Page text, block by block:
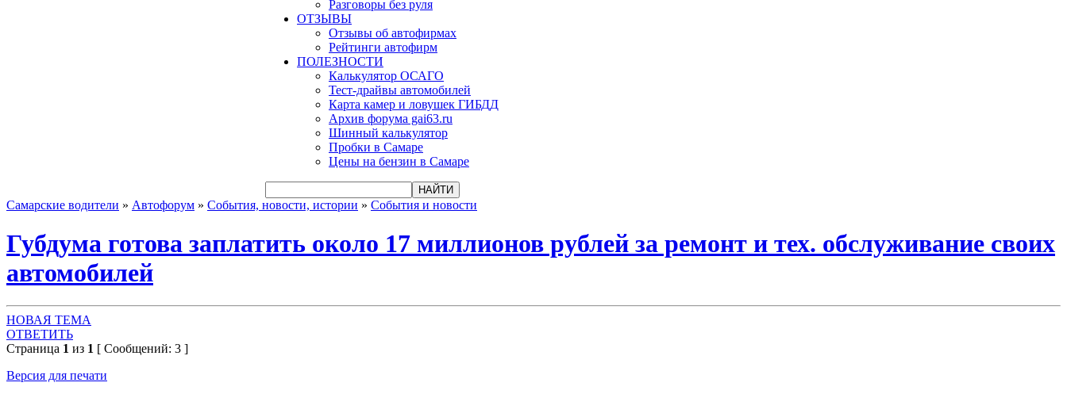
Разговоры без руля
ОТЗЫВЫ
Отзывы об автофирмах
Рейтинги автофирм
ПОЛЕЗНОСТИ
Калькулятор ОСАГО
Тест-драйвы автомобилей
Карта камер и ловушек ГИБДД
Архив форума gai63.ru
Шинный калькулятор
Пробки в Самаре
Цены на бензин в Самаре
Самарские водители » Автофорум » События, новости, истории » События и новости
Губдума готова заплатить около 17 миллионов рублей за ремонт и тех. обслуживание своих
автомобилей
НОВАЯ ТЕМА
ОТВЕТИТЬ
Страница 1 из 1 [ Сообщений: 3 ]
Версия для печати